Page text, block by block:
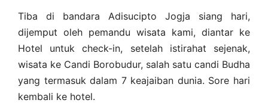
Tiba di bandara Adisucipto Jogja siang hari,
dijemput oleh pemandu wisata kami, diantar ke
Hotel untuk check-in, setelah istirahat sejenak,
wisata ke Candi Borobudur, salah satu candi Budha
yang termasuk dalam 7 keajaiban dunia. Sore hari
kembali ke hotel.